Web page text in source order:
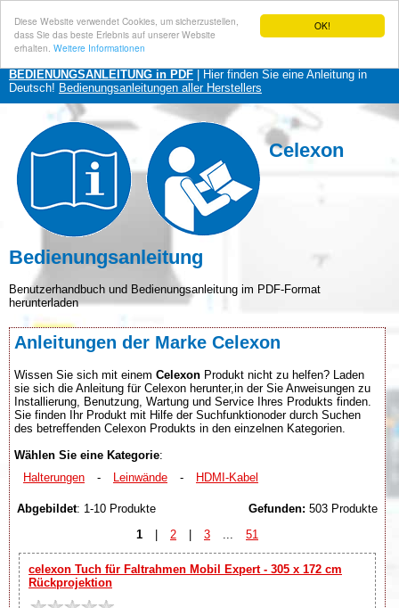
OK!
Diese Website verwendet Cookies, um sicherzustellen,
dass Sie das beste Erlebnis auf unserer Website
erhalten. Weitere Informationen
BEDIENUNGSANLEITUNG in PDF | Hier finden Sie eine Anleitung in
Deutsch! Bedienungsanleitungen aller Herstellers
Celexon
Bedienungsanleitung
Benutzerhandbuch und Bedienungsanleitung im PDF-Format
herunterladen
Anleitungen der Marke Celexon
Wissen Sie sich mit einem Celexon Produkt nicht zu helfen? Laden
sie sich die Anleitung für Celexon herunter,in der Sie Anweisungen zu
Installierung, Benutzung, Wartung und Service Ihres Produkts finden.
Sie finden Ihr Produkt mit Hilfe der Suchfunktionoder durch Suchen
des betreffenden Celexon Produkts in den einzelnen Kategorien.
Wählen Sie eine Kategorie:
Halterungen
- Leinwände - HDMI-Kabel
Abgebildet: 1-10 Produkte Gefunden: 503 Produkte
1
| 2 | 3 51
celexon Tuch für Faltrahmen Mobil Expert - 305 x 172 cm
Rückprojektion